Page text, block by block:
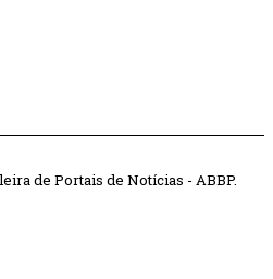
de Portais de Notícias - ABBP.